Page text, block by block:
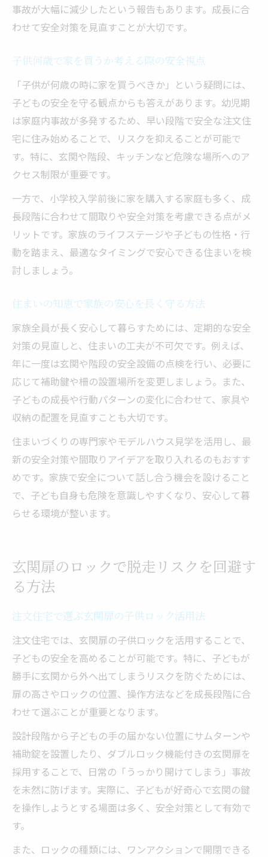
事故が大幅に減少したという報告もあります。成長に合
わせて安全対策を見直すことが大切です。
子供何歳で家を買うか考える際の安全視点
「子供が何歳の時に家を買うべきか」という疑問には、
子どもの安全を守る観点からも答えがあります。幼児期
は家庭内事故が多発するため、早い段階で安全な注文住
宅に住み始めることで、リスクを抑えることが可能で
す。特に、玄関や階段、キッチンなど危険な場所へのア
クセス制限が重要です。
一方で、小学校入学前後に家を購入する家庭も多く、成
長段階に合わせて間取りや安全対策を考慮できる点がメ
リットです。家族のライフステージや子どもの性格・行
動を踏まえ、最適なタイミングで安心できる住まいを検
討しましょう。
住まいの知恵で家族の安心を長く守る方法
家族全員が長く安心して暮らすためには、定期的な安全
対策の見直しと、住まいの工夫が不可欠です。例えば、
年に一度は玄関や階段の安全設備の点検を行い、必要に
応じて補助鍵や柵の設置場所を変更しましょう。また、
子どもの成長や行動パターンの変化に合わせて、家具や
収納の配置を見直すことも大切です。
住まいづくりの専門家やモデルハウス見学を活用し、最
新の安全対策や間取りアイデアを取り入れるのもおすす
めです。家族で安全について話し合う機会を設けること
で、子ども自身も危険を意識しやすくなり、安心して暮
らせる環境が整います。
玄関扉のロックで脱走リスクを回避す
る方法
注文住宅で選ぶ玄関扉の子供ロック活用法
注文住宅では、玄関扉の子供ロックを活用することで、
子どもの安全を高めることが可能です。特に、子どもが
勝手に玄関から外へ出てしまうリスクを防ぐためには、
扉の高さやロックの位置、操作方法などを成長段階に合
わせて選ぶことが重要となります。
設計段階から子どもの手の届かない位置にサムターンや
補助錠を設置したり、ダブルロック機能付きの玄関扉を
採用することで、日常の「うっかり開けてしまう」事故
を未然に防げます。実際に、子どもが好奇心で玄関の鍵
を操作しようとする場面は多く、安全対策として有効で
す。
また、ロックの種類には、ワンアクションで開閉できる